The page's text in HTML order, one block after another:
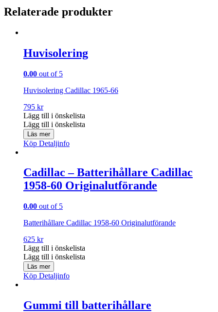
Relaterade produkter
Huvisolering
0.00 out of 5
Huvisolering Cadillac 1965-66
795 kr
Lägg till i önskelista
Lägg till i önskelista
Läs mer
Köp Detaljinfo
Cadillac – Batterihållare Cadillac
1958-60 Originalutförande
0.00 out of 5
Batterihållare Cadillac 1958-60 Originalutförande
625 kr
Lägg till i önskelista
Lägg till i önskelista
Läs mer
Köp Detaljinfo
Gummi till batterihållare